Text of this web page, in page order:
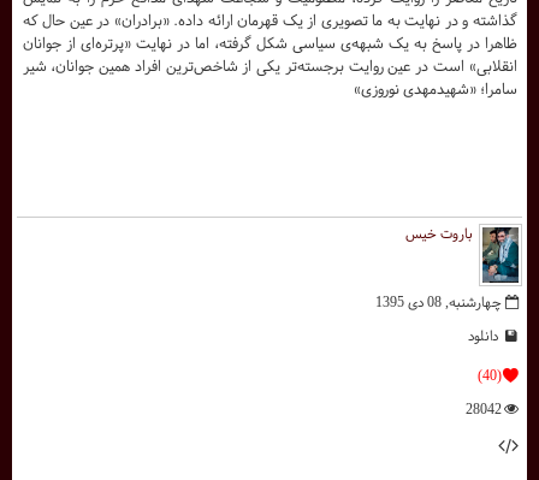
باروت خیس
چهارشنبه, 08 دی 1395
دانلود
(40)
28042
گذاشته و در نهایت به ما تصویری از یک قهرمان ارائه داده. «برادران» در عین حال که
ظاهرا در پاسخ به یک شبهه‌ی سیاسی شکل گرفته، اما در نهایت «پرتره‌ای از جوانان
انقلابی» است در عین روایت برجسته‌تر یکی از شاخص‌ترین افراد همین جوانان، شیر
سامرا؛ «شهیدمهدی نوروزی»